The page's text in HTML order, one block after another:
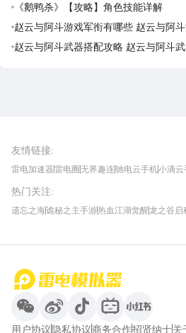
《鹅鸭杀》【攻略】角色技能详解
赵云与阿斗游戏军衔有哪些 赵云与阿
赵云与阿斗武器搭配攻略 赵云与阿斗
友情链接:
雷电加速器雷电圈无界趣连驰电云手机小滴云
我爱vr网华军软件园
热门关注:
遗忘之海诡秘之主手游热血江湖觉醒龙之谷启
用户协议隐私协议商务合作招贤纳士关
首页
微信
微博 抖音 哔哩哔哩